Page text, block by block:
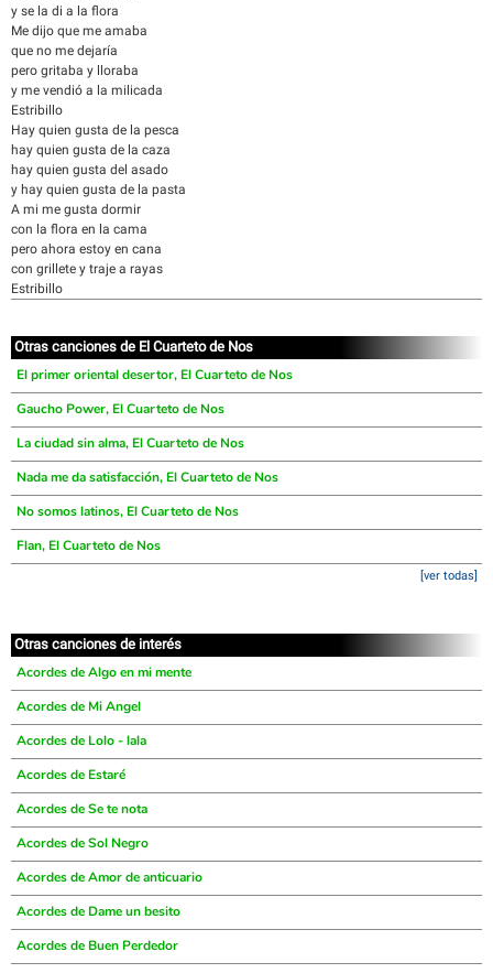
y se la di a la flora
Me dijo que me amaba
que no me dejaría
pero gritaba y lloraba
y me vendió a la milicada
Estribillo
Hay quien gusta de la pesca
hay quien gusta de la caza
hay quien gusta del asado
y hay quien gusta de la pasta
A mi me gusta dormir
con la flora en la cama
pero ahora estoy en cana
con grillete y traje a rayas
Estribillo
Otras canciones de El Cuarteto de Nos
El primer oriental desertor, El Cuarteto de Nos
Gaucho Power, El Cuarteto de Nos
La ciudad sin alma, El Cuarteto de Nos
Nada me da satisfacción, El Cuarteto de Nos
No somos latinos, El Cuarteto de Nos
Flan, El Cuarteto de Nos
[ver todas]
Otras canciones de interés
Acordes de Algo en mi mente
Acordes de Mi Angel
Acordes de Lolo - lala
Acordes de Estaré
Acordes de Se te nota
Acordes de Sol Negro
Acordes de Amor de anticuario
Acordes de Dame un besito
Acordes de Buen Perdedor